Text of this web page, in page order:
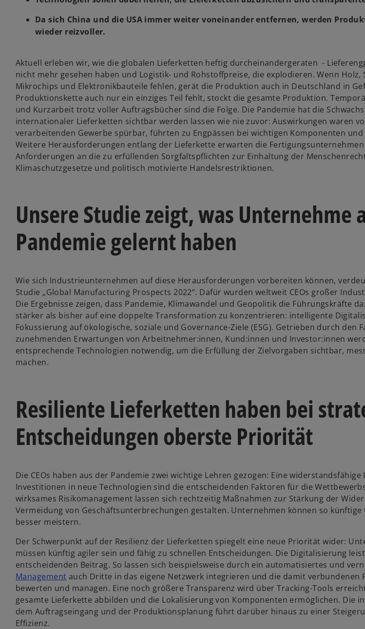
Da sich China und die USA immer weiter voneinander entfernen, werden
wieder reizvoller.
Aktuell erleben wir, wie die globalen Lieferketten heftig durcheinandergeraten -
nicht mehr gesehen haben und Logistik- und Rohstoffpreise, die explodieren. Wenn Holz,
Mikrochips und Elektronikbauteile fehlen, gerät die Produktion auch in Deutschland in
Produktionskette auch nur ein einziges Teil fehlt, stockt die gesamte Produktion.
und Kurzarbeit trotz voller Auftragsbücher sind die Folge. Die Pandemie hat die
internationaler Lieferketten sichtbar werden lassen wie nie zuvor: Auswirkungen waren
verarbeitenden Gewerbe spürbar, führten zu Engpässen bei wichtigen Komponenten
Weitere Herausforderungen entlang der Lieferkette erwarten die
Anforderungen an die zu erfüllenden Sorgfaltspflichten zur Einhaltung der
Klimaschutzgesetze und politisch motivierte Handelsrestriktionen.
Unsere Studie zeigt, was Unternehme
Pandemie gelernt haben
Wie sich Industrieunternehmen auf diese Herausforderungen vorbereiten können,
Studie „Global Manufacturing Prospects 2022“. Dafür wurden weltweit CEOs großer
Die Ergebnisse zeigen, dass Pandemie, Klimawandel und Geopolitik die Führungskräfte
stärker als bisher auf eine doppelte Transformation zu konzentrieren: intelligente
Fokussierung auf ökologische, soziale und Governance-Ziele (ESG). Getrieben durch den
zunehmenden Erwartungen von Arbeitnehmer:innen, Kund:innen und Investor:innen
entsprechende Technologien notwendig, um die Erfüllung der Zielvorgaben sichtbar,
machen.
Resiliente Lieferketten haben bei
Entscheidungen oberste Priorität
Die CEOs haben aus der Pandemie zwei wichtige Lehren gezogen: Eine
Investitionen in neue Technologien sind die entscheidenden Faktoren für die
wirksames Risikomanagement lassen sich rechtzeitig Maßnahmen zur Stärkung der
Vermeidung von Geschäftsunterbrechungen gestalten. Unternehmen können so künftige
besser meistern.
Der Schwerpunkt auf der Resilienz der Lieferketten spiegelt eine neue Priorität wider:
müssen künftig agiler sein und fähig zu schnellen Entscheidungen. Die Digitalisierung
entscheidenden Beitrag. So lassen sich beispielsweise durch ein automatisiertes und
Management auch Dritte in das eigene Netzwerk integrieren und die damit verbundenen
bewerten und managen. Eine noch größere Transparenz wird über Tracking-Tools
gesamte Lieferkette abbilden und die Lokalisierung von Komponenten ermöglichen. Die
dem Auftragseingang und der Produktionsplanung führt darüber hinaus zu einer
Effizienz.